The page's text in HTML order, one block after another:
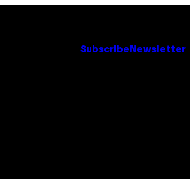
Subscribe Newsletter